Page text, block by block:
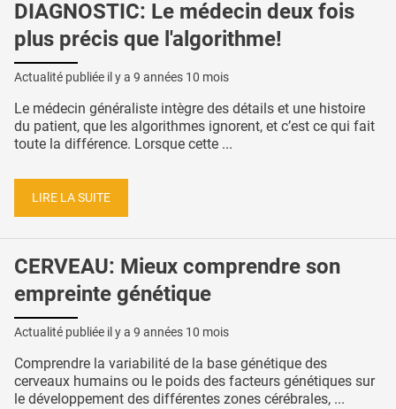
DIAGNOSTIC: Le médecin deux fois
plus précis que l'algorithme!
Actualité publiée il y a 9 années 10 mois
Le médecin généraliste intègre des détails et une histoire
du patient, que les algorithmes ignorent, et c’est ce qui fait
toute la différence. Lorsque cette ...
LIRE LA SUITE
CERVEAU: Mieux comprendre son
empreinte génétique
Actualité publiée il y a 9 années 10 mois
Comprendre la variabilité de la base génétique des
cerveaux humains ou le poids des facteurs génétiques sur
le développement des différentes zones cérébrales, ...